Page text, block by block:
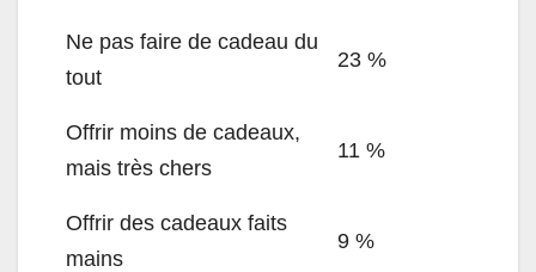
Ne pas faire de cadeau du
tout
23 %
Offrir moins de cadeaux,
mais très chers
11 %
Offrir des cadeaux faits
mains
9 %